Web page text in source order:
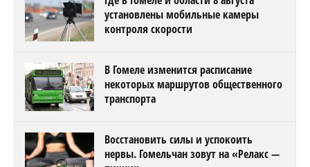
установлены мобильные камеры
контроля скорости
В Гомеле изменится расписание
некоторых маршрутов общественного
транспорта
Восстановить силы и успокоить
нервы. Гомельчан зовут на «Релакс —